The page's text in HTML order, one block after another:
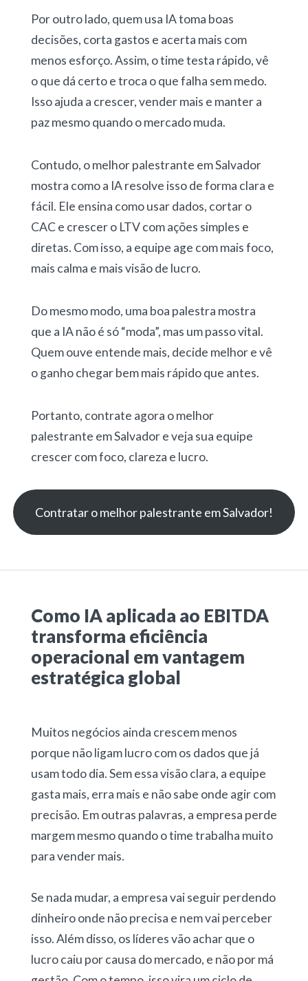
Por outro lado, quem usa IA toma boas
decisões, corta gastos e acerta mais com
menos esforço. Assim, o time testa rápido, vê
o que dá certo e troca o que falha sem medo.
Isso ajuda a crescer, vender mais e manter a
paz mesmo quando o mercado muda.
Contudo, o melhor palestrante em Salvador
mostra como a IA resolve isso de forma clara e
fácil. Ele ensina como usar dados, cortar o
CAC e crescer o LTV com ações simples e
diretas. Com isso, a equipe age com mais foco,
mais calma e mais visão de lucro.
Do mesmo modo, uma boa palestra mostra
que a IA não é só “moda”, mas um passo vital.
Quem ouve entende mais, decide melhor e vê
o ganho chegar bem mais rápido que antes.
Portanto, contrate agora o melhor
palestrante em Salvador e veja sua equipe
crescer com foco, clareza e lucro.
Contratar o melhor palestrante em Salvador!
Como IA aplicada ao EBITDA
transforma eficiência
operacional em vantagem
estratégica global
Muitos negócios ainda crescem menos
porque não ligam lucro com os dados que já
usam todo dia. Sem essa visão clara, a equipe
gasta mais, erra mais e não sabe onde agir com
precisão. Em outras palavras, a empresa perde
margem mesmo quando o time trabalha muito
para vender mais.
Se nada mudar, a empresa vai seguir perdendo
dinheiro onde não precisa e nem vai perceber
isso. Além disso, os líderes vão achar que o
lucro caiu por causa do mercado, e não por má